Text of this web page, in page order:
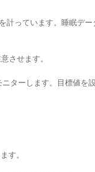
計っています。睡眠デー
させます。
ターします。目標値を
す。